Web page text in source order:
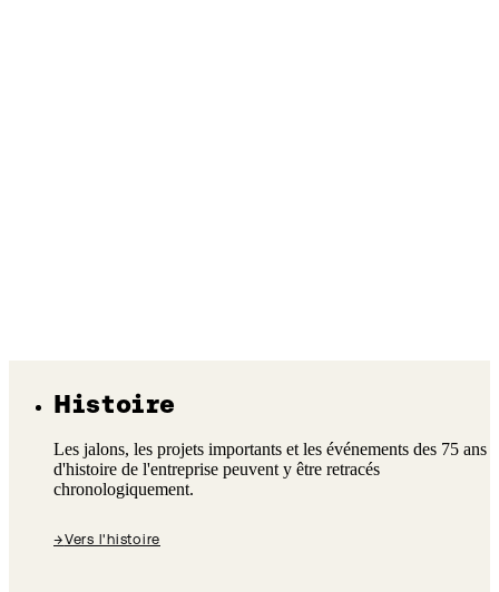
Histoire
Les jalons, les projets importants et les événements des 75 ans
d'histoire de l'entreprise peuvent y être retracés
chronologiquement.
→Vers l'histoire